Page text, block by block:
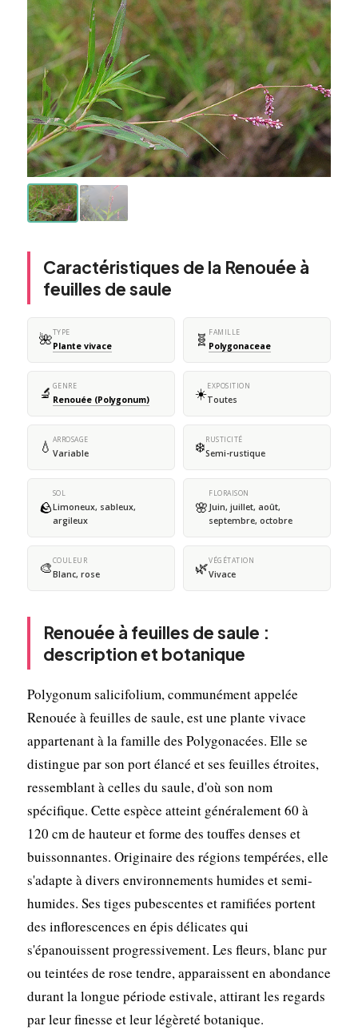
Caractéristiques de la Renouée à
feuilles de saule
🌺TYPE
Plante vivace 🧬 FAMILLE
Polygonaceae
🔬 GENRE
Renouée (Polygonum) ☀️EXPOSITION
Toutes
💧 ARROSAGE
Variable ❄️RUSTICITÉ
Semi-rustique
🪨
SOL
Limoneux, sableux,
argileux
🌸
FLORAISON
Juin, juillet, août,
septembre, octobre
🎨COULEUR
Blanc, rose 🌿VÉGÉTATION
Vivace
Renouée à feuilles de saule :
description et botanique
Polygonum salicifolium, communément appelée
Renouée à feuilles de saule, est une plante vivace
appartenant à la famille des Polygonacées. Elle se
distingue par son port élancé et ses feuilles étroites,
ressemblant à celles du saule, d'où son nom
spécifique. Cette espèce atteint généralement 60 à
120 cm de hauteur et forme des touffes denses et
buissonnantes. Originaire des régions tempérées, elle
s'adapte à divers environnements humides et semi-
humides. Ses tiges pubescentes et ramifiées portent
des inflorescences en épis délicates qui
s'épanouissent progressivement. Les fleurs, blanc pur
ou teintées de rose tendre, apparaissent en abondance
durant la longue période estivale, attirant les regards
par leur finesse et leur légèreté botanique.